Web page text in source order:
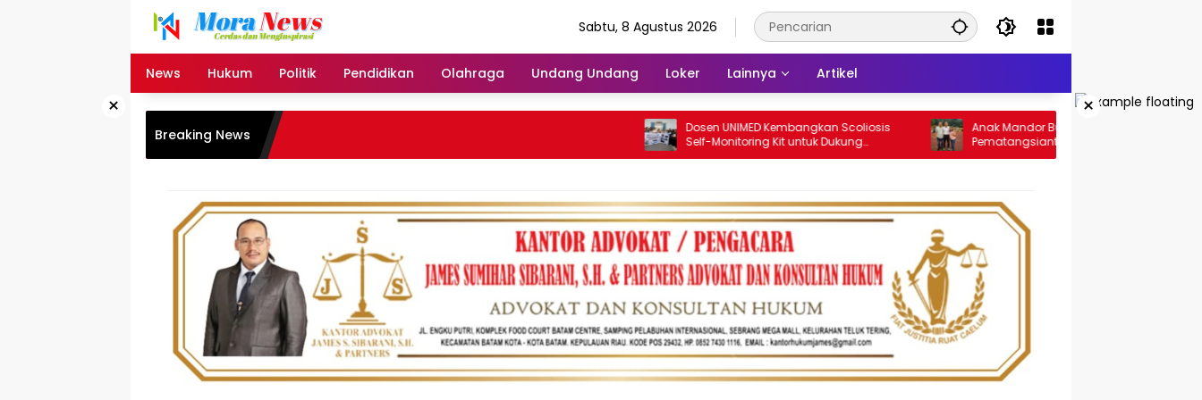
Sabtu, 8 Agustus 2026
News Hukum Politik Pendidikan Olahraga Undang Undang Loker Lainnya Artikel
× ×
Breaking News
Dosen UNIMED Kembangkan Scoliosis
Self-Monitoring Kit untuk Dukung
Pemantauan Mandiri Pasien Scoliosis
Anak Mandor Bus Travel Andalas di
Pematangsiantar, Christian Antonio Sirait
Lulus Akmil AD 2026